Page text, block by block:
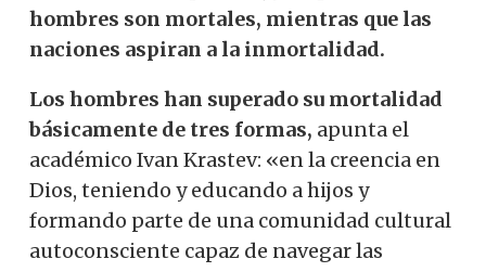
hombres son mortales, mientras que las
naciones aspiran a la inmortalidad.
Los hombres han superado su mortalidad
básicamente de tres formas, apunta el
académico Ivan Krastev: «en la creencia en
Dios, teniendo y educando a hijos y
formando parte de una comunidad cultural
autoconsciente capaz de navegar las